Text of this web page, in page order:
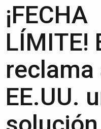
¡FECHA
LÍMITE!
reclama
EE.UU.